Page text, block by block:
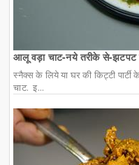
आलू वड़ा चाट-नये तरीके से-
स्नैक्स के लिये या घर की किट्टी
चाट. इ...